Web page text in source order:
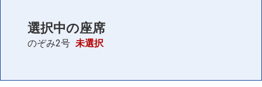
選択中の座席
のぞみ2号 未選択